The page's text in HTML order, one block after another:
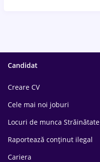
Candidat
Creare CV
Cele mai noi joburi
Locuri de munca Străinătate
Raportează conținut ilegal
Cariera